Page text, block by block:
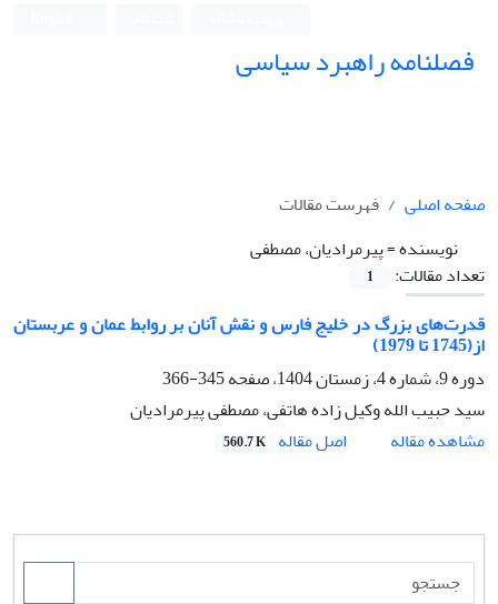
فصلنامه راهبرد سیاسی
صفحه اصلی
فهرست مقالات
نویسنده =پیرمرادیان، مصطفی
تعداد مقالات:
1
قدرت‌های بزرگ در خلیج فارس و نقش آنان بر روابط عمان و عربستان
از(1745 تا 1979)
دوره 9، شماره 4، زمستان 1404، صفحه
345-366
سید حبیب الله وکیل زاده هاتفی، مصطفی پیرمرادیان
مشاهده مقاله
اصل مقاله 560.7 K